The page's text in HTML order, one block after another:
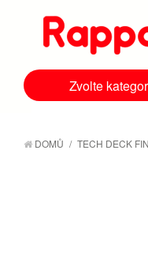
Zvolte
DOMŮ / TECH DECK